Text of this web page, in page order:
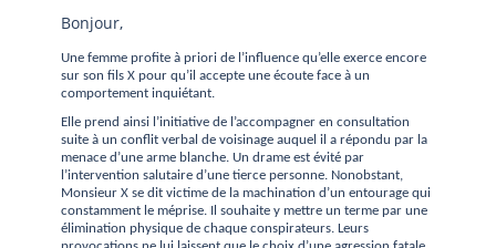
Bonjour,
Une femme profite à priori de l’influence qu’elle exerce encore
sur son fils X pour qu’il accepte une écoute face à un
comportement inquiétant.
Elle prend ainsi l’initiative de l’accompagner en consultation
suite à un conflit verbal de voisinage auquel il a répondu par la
menace d’une arme blanche. Un drame est évité par
l’intervention salutaire d’une tierce personne. Nonobstant,
Monsieur X se dit victime de la machination d’un entourage qui
constamment le méprise. Il souhaite y mettre un terme par une
élimination physique de chaque conspirateurs. Leurs